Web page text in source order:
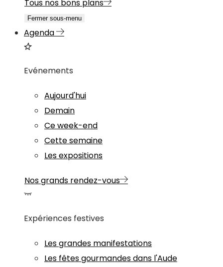
Tous nos bons plans
Fermer sous-menu
Agenda
Evénements
Aujourd'hui
Demain
Ce week-end
Cette semaine
Les expositions
Nos grands rendez-vous
Expériences festives
Les grandes manifestations
Les fêtes gourmandes dans l'Aude